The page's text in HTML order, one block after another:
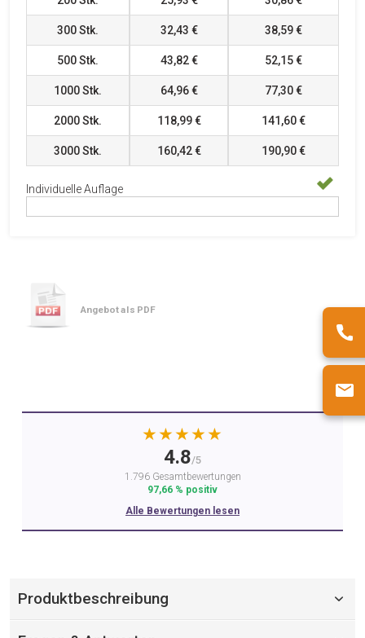
300Stk. 32,43 € 38,59 €
500Stk. 43,82 € 52,15 €
1000Stk. 64,96 € 77,30 €
2000Stk. 118,99 € 141,60 €
3000Stk. 160,42 € 190,90 €
Individuelle Auflage
Angebot als PDF
★★★★★
4.8/5
1.796 Gesamtbewertungen
97,66 % positiv
Alle Bewertungen lesen
Produktbeschreibung